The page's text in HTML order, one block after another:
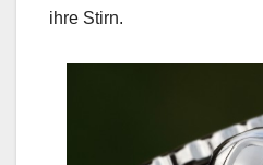
ihre Stirn.